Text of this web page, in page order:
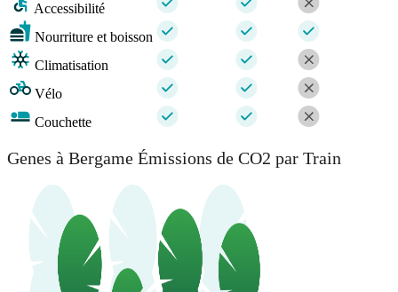
Accessibilité
Nourriture et boisson
Climatisation
Vélo
Couchette
Genes à Bergame Émissions de CO2 par Train